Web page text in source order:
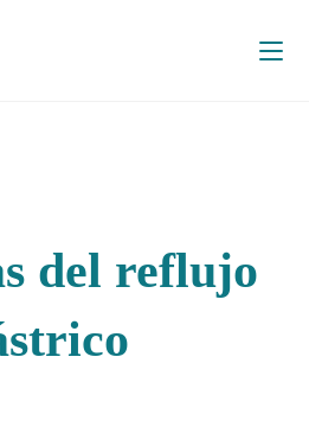
del reflujo